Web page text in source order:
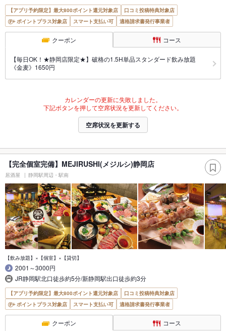
【アプリ予約限定】最大800ポイント還元対象店
口コミ投稿特典対象店
ポイントプラス対象店
スマート支払い可 適格請求書発行事業者
クーポン コース
【毎日OK！★静岡店限定★】破格の1.5H単品スタンダード飲み放題
《金麦》1650円
カレンダーの更新に失敗しました。
下記ボタンを押して空席状況を更新してください。
空席状況を更新する
【完全個室完備】MEJIRUSHI(メジルシ)静岡店
居酒屋 静岡駅周辺・駅南
【飲み放題】×【個室】×【貸切】
2001～3000円
JR静岡駅北口徒歩約5分/新静岡駅出口徒歩約3分
【アプリ予約限定】最大800ポイント還元対象店
口コミ投稿特典対象店
ポイントプラス対象店
スマート支払い可 適格請求書発行事業者
クーポン コース